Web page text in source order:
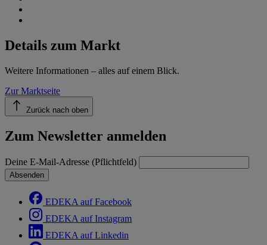
Details zum Markt
Weitere Informationen – alles auf einem Blick.
Zur Marktseite
Zurück nach oben
Zum Newsletter anmelden
Deine E-Mail-Adresse (Pflichtfeld)
Absenden
EDEKA auf Facebook
EDEKA auf Instagram
EDEKA auf Linkedin